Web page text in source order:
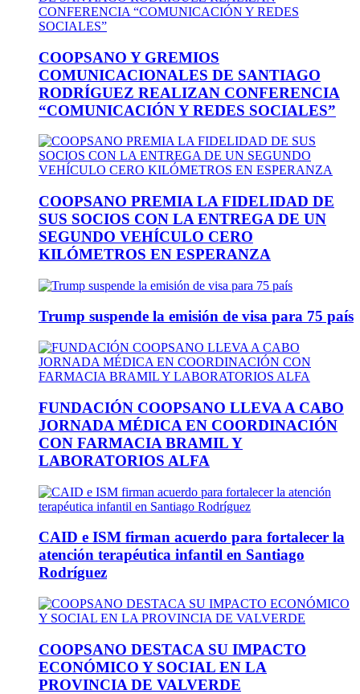
COOPSANO Y GREMIOS
COMUNICACIONALES DE SANTIAGO
RODRÍGUEZ REALIZAN CONFERENCIA
“COMUNICACIÓN Y REDES SOCIALES”
COOPSANO PREMIA LA FIDELIDAD DE
SUS SOCIOS CON LA ENTREGA DE UN
SEGUNDO VEHÍCULO CERO
KILÓMETROS EN ESPERANZA
Trump suspende la emisión de visa para 75 país
FUNDACIÓN COOPSANO LLEVA A CABO
JORNADA MÉDICA EN COORDINACIÓN
CON FARMACIA BRAMIL Y
LABORATORIOS ALFA
CAID e ISM firman acuerdo para fortalecer la
atención terapéutica infantil en Santiago
Rodríguez
COOPSANO DESTACA SU IMPACTO
ECONÓMICO Y SOCIAL EN LA
PROVINCIA DE VALVERDE